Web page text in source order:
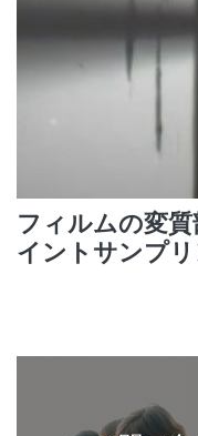
フィルムの変
イントサンプ